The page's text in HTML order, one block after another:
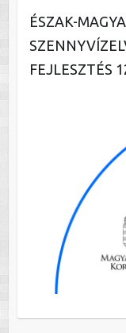
ÉSZAK-
FEJLESZTÉS